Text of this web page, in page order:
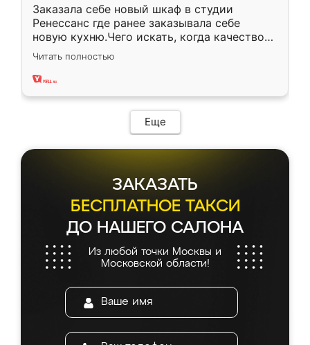
Заказала себе новый шкаф в студии
Ренессанс где ранее заказывала себе
новую кухню.Чего искать, когда качеством
вполне довольна. Служит кухня уже почти
два года, нареканий нет.
Читать полностью
Еще
ЗАКАЗАТЬ
БЕСПЛАТНОЕ ТАКСИ
ДО НАШЕГО САЛОНА
Из любой точки Москвы и
Московской области!